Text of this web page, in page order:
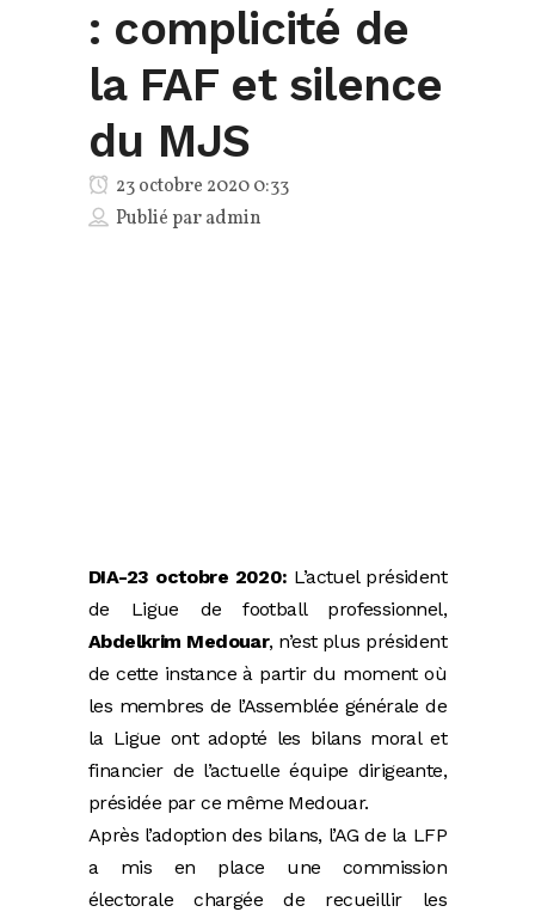
: complicité de
la FAF et silence
du MJS
23 octobre 2020 0:33
Publié paradmin
DIA-23 octobre 2020: L’actuel président
de Ligue de football professionnel,
Abdelkrim Medouar, n’est plus président
de cette instance à partir du moment où
les membres de l’Assemblée générale de
la Ligue ont adopté les bilans moral et
financier de l’actuelle équipe dirigeante,
présidée par ce même Medouar.
Après l’adoption des bilans, l’AG de la LFP
a mis en place une commission
électorale chargée de recueillir les